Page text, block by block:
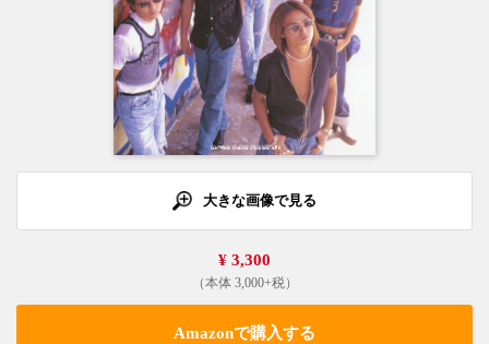
大きな画像で見る
¥ 3,300
（本体 3,000+税）
Amazonで購入する